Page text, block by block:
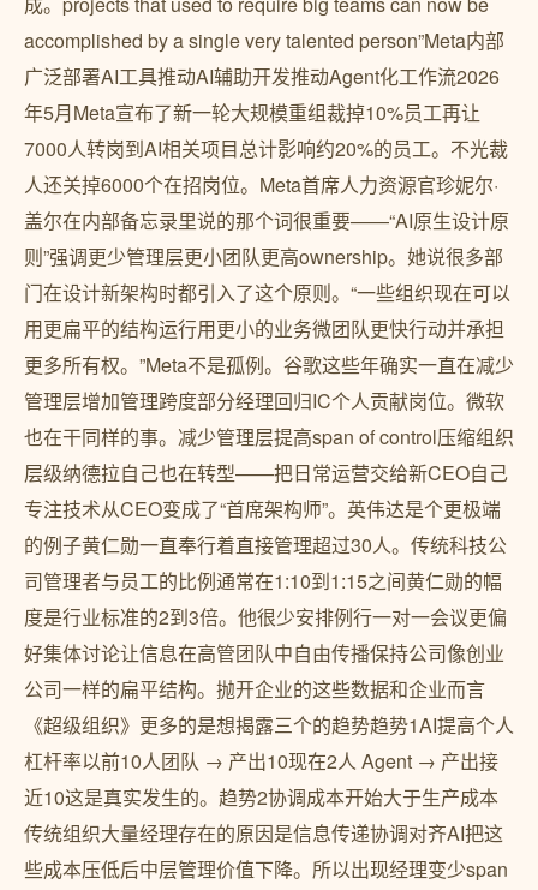
accomplished by a single very talented person”Meta内部
广泛部署AI工具推动AI辅助开发推动Agent化工作流2026
年5月Meta宣布了新一轮大规模重组裁掉10%员工再让
7000人转岗到AI相关项目总计影响约20%的员工。不光裁
人还关掉6000个在招岗位。Meta首席人力资源官珍妮尔·
盖尔在内部备忘录里说的那个词很重要——“AI原生设计原
则”强调更少管理层更小团队更高ownership。她说很多部
门在设计新架构时都引入了这个原则。“一些组织现在可以
用更扁平的结构运行用更小的业务微团队更快行动并承担
更多所有权。”Meta不是孤例。谷歌这些年确实一直在减少
管理层增加管理跨度部分经理回归IC个人贡献岗位。微软
也在干同样的事。减少管理层提高span of control压缩组织
层级纳德拉自己也在转型——把日常运营交给新CEO自己
专注技术从CEO变成了“首席架构师”。英伟达是个更极端
的例子黄仁勋一直奉行着直接管理超过30人。传统科技公
司管理者与员工的比例通常在1:10到1:15之间黄仁勋的幅
度是行业标准的2到3倍。他很少安排例行一对一会议更偏
好集体讨论让信息在高管团队中自由传播保持公司像创业
公司一样的扁平结构。抛开企业的这些数据和企业而言
《超级组织》更多的是想揭露三个的趋势趋势1AI提高个人
杠杆率以前10人团队 → 产出10现在2人 Agent → 产出接
近10这是真实发生的。趋势2协调成本开始大于生产成本
传统组织大量经理存在的原因是信息传递协调对齐AI把这
些成本压低后中层管理价值下降。所以出现经理变少span